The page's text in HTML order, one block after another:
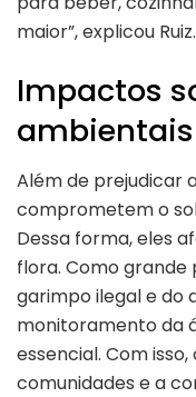
maior”, explicou Ruiz.
Impactos
ambientais
Além de prejudicar
comprometem o
Dessa forma, eles
flora. Como grande
garimpo ilegal e do
monitoramento da
essencial. Com
comunidades e a